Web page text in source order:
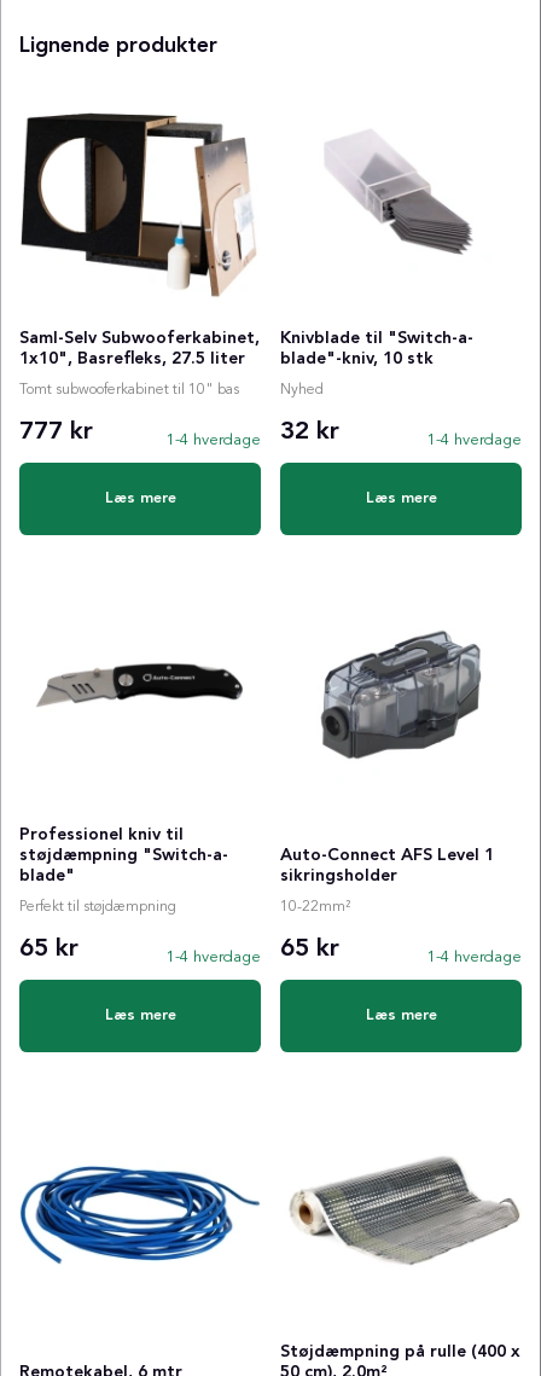
Lignende produkter
Saml-Selv Subwooferkabinet,
1x10", Basrefleks, 27.5 liter
Tomt subwooferkabinet til 10" bas
777 kr 1-4 hverdage
Læs mere
Knivblade til "Switch-a-
blade"-kniv, 10 stk
Nyhed
32 kr 1-4 hverdage
Læs mere
Professionel kniv til
støjdæmpning "Switch-a-
blade"
Perfekt til støjdæmpning
65 kr 1-4 hverdage
Læs mere
Auto-Connect AFS Level 1
sikringsholder
10-22mm²
65 kr 1-4 hverdage
Læs mere
Remotekabel, 6 mtr
Støjdæmpning på rulle (400 x
50 cm), 2.0m²